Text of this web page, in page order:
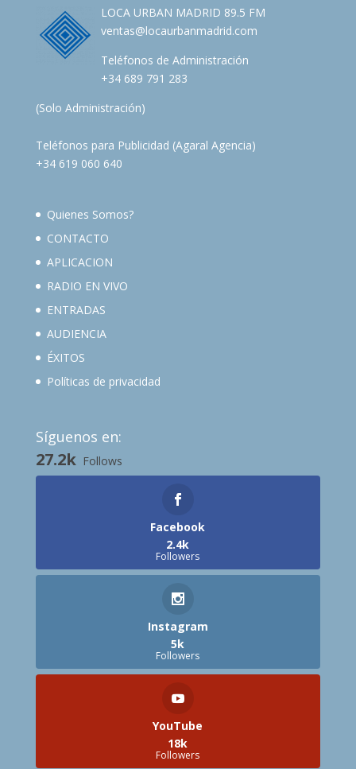
LOCA URBAN MADRID 89.5 FM
ventas@locaurbanmadrid.com
Teléfonos de Administración
+34 689 791 283
(Solo Administración)
Teléfonos para Publicidad (Agaral Agencia)
+34 619 060 640
Quienes Somos?
CONTACTO
APLICACION
RADIO EN VIVO
ENTRADAS
AUDIENCIA
ÉXITOS
Políticas de privacidad
Síguenos en:
27.2k Follows
Facebook
2.4k
Followers
Instagram
5k
Followers
YouTube
18k
Followers